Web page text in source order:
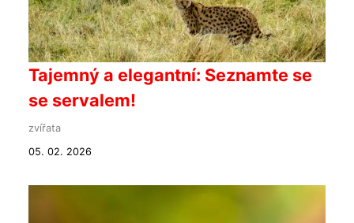
Tajemný a elegantní: Seznamte se
se servalem!
zvířata
05. 02. 2026